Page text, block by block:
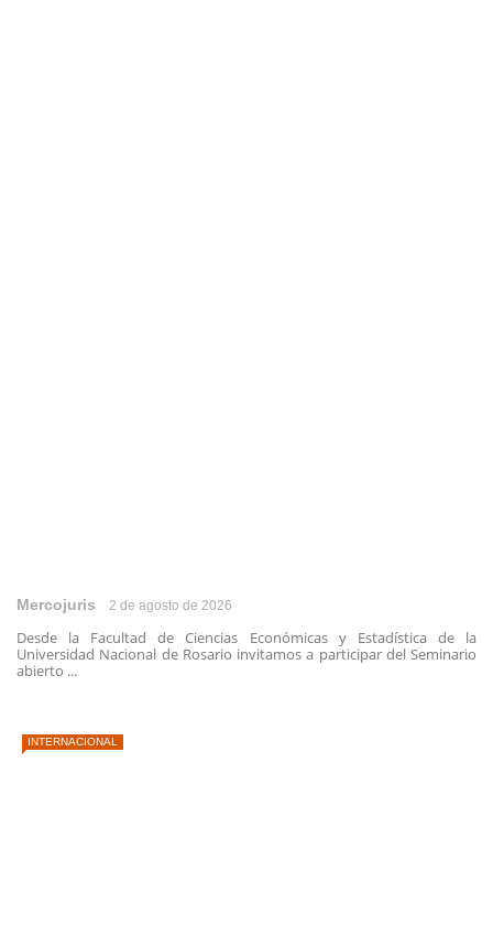
Mercojuris 2 de agosto de 2026
Desde la Facultad de Ciencias Económicas y Estadística de la
Universidad Nacional de Rosario invitamos a participar del Seminario
abierto ...
INTERNACIONAL